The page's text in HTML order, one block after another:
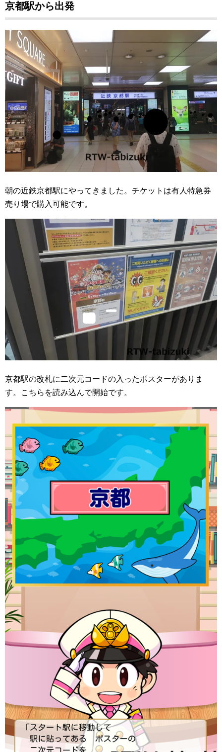
京都駅から出発
朝の近鉄京都駅にやってきました。チケットは有人特急券
売り場で購入可能です。
京都駅の改札に二次元コードの入ったポスターがありま
す。こちらを読み込んで開始です。